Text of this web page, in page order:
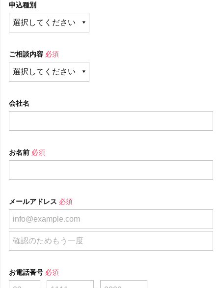
申込種別
ご相談内容 必須
会社名
お名前 必須
メールアドレス 必須
お電話番号 必須